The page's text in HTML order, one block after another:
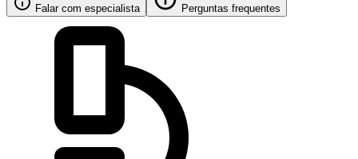
Falar com especialista Perguntas frequentes